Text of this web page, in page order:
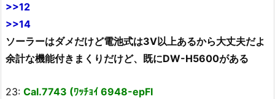
>>12
>>14
ソーラーはダメだけど電池式は3V以上あるから大丈夫だよ
余計な機能付きまくりだけど、既にDW-H5600がある
23: Cal.7743 (ﾜｯﾁｮｲ 6948-epFI